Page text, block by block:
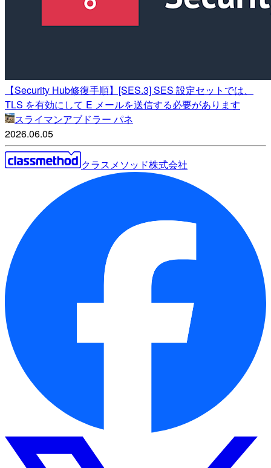
【Security Hub修復手順】[SES.3] SES 設定セットでは、
TLS を有効にして E メールを送信する必要があります
スライマンアブドラー パネ
2026.06.05
クラスメソッド株式会社